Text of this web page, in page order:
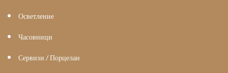
Осветление
Часовници
Сервизи / Порцелан